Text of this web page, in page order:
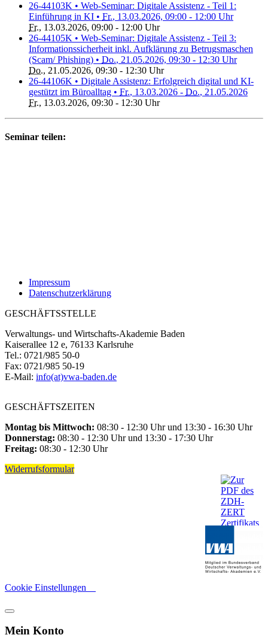
26-44103K • Web-Seminar: Digitale Assistenz - Teil 1:
Einführung in KI • Fr., 13.03.2026, 09:00 - 12:00 Uhr
Fr., 13.03.2026, 09:00 - 12:00 Uhr
26-44105K • Web-Seminar: Digitale Assistenz - Teil 3:
Informationssicherheit inkl. Aufklärung zu Betrugsmaschen
(Scam/ Phishing) • Do., 21.05.2026, 09:30 - 12:30 Uhr
Do., 21.05.2026, 09:30 - 12:30 Uhr
26-44106K • Digitale Assistenz: Erfolgreich digital und KI-
gestützt im Büroalltag • Fr., 13.03.2026 - Do., 21.05.2026
Fr., 13.03.2026, 09:30 - 12:30 Uhr
Seminar teilen:
Impressum
Datenschutzerklärung
GESCHÄFTSSTELLE
Verwaltungs- und Wirtschafts-Akademie Baden
Kaiserallee 12 e, 76133 Karlsruhe
Tel.: 0721/985 50-0
Fax: 0721/985 50-19
E-Mail: info(at)vwa-baden.de
GESCHÄFTSZEITEN
Montag bis Mittwoch: 08:30 - 12:30 Uhr und 13:30 - 16:30 Uhr
Donnerstag: 08:30 - 12:30 Uhr und 13:30 - 17:30 Uhr
Freitag: 08:30 - 12:30 Uhr
Widerrufsformular
Cookie Einstellungen
Mein Konto